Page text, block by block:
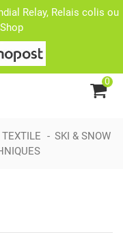
Relay, Relais colis ou
0
TEXTILE - SKI & SNOW